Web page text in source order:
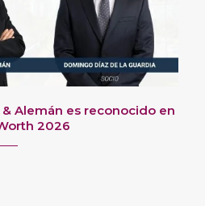
& Alemán es reconocido en
2026